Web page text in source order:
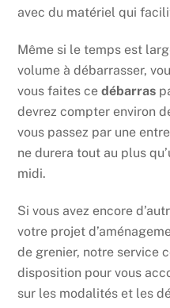
avec du matériel qui
Même si le temps est
volume à débarrasser,
vous faites cedébarras
devrez compter environ
vous passez par une
ne durera tout au plus
midi.
Si vous avez encore
votre projet
de grenier, notre service
disposition pour vous
sur les modalités et les